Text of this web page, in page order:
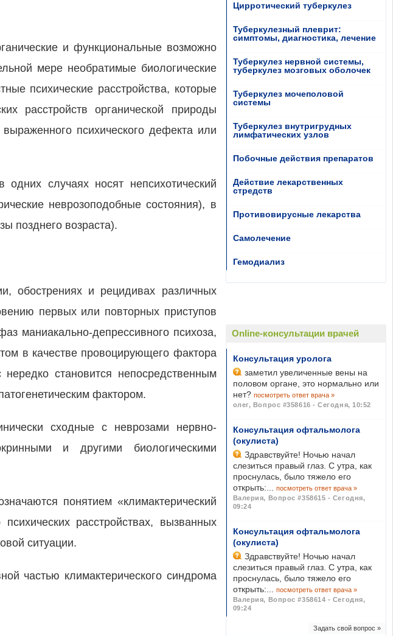
и функциональные возможно
мере необратимые биологические
психические расстройства, которые
расстройств органической природы
психического дефекта или
одних случаях носят непсихотический
неврозоподобные состояния), в
позднего возраста).
обострениях и рецидивах различных
первых или повторных приступов
маниакально-депрессивного психоза,
в качестве провоцирующего фактора
становится непосредственным
фактором.
сходные с неврозами нервно-
и другими биологическими
понятием «климактерический
расстройствах, вызванных
ситуации.
частью климактерического синдрома
Цирротический туберкулез
Туберкулезный плеврит:
симптомы, диагностика, лечение
Туберкулез нервной системы,
туберкулез мозговых оболочек
Туберкулез мочеполовой
системы
Туберкулез внутригрудных
лимфатических узлов
Побочные действия препаратов
Действие лекарственных
стредств
Противовирусные лекарства
Самолечение
Гемодиализ
Online-консультации врачей
Консультация уролога
заметил увеличенные вены на
половом органе, это нормально или
нет? посмотреть ответ врача »
олег, Вопрос #358616 - Сегодня, 10:52
Консультация офтальмолога
(окулиста)
Здравствуйте! Ночью начал
слезиться правый глаз. С утра, как
проснулась, было тяжело его
открыть:...
посмотреть ответ врача »
Валерия, Вопрос #358615 - Сегодня,
09:24
Консультация офтальмолога
(окулиста)
Здравствуйте! Ночью начал
слезиться правый глаз. С утра, как
проснулась, было тяжело его
открыть:...
посмотреть ответ врача »
Валерия, Вопрос #358614 - Сегодня,
09:24
Задать свой вопрос »